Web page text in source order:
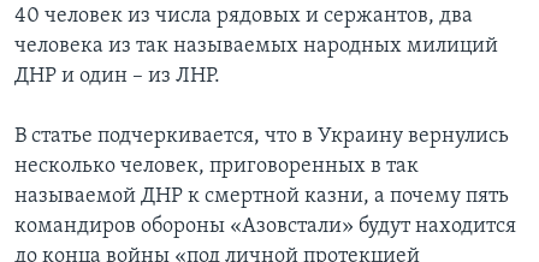
40 человек из числа рядовых и сержантов, два
человека из так называемых народных милиций
ДНР и один – из ЛНР.
В статье подчеркивается, что в Украину вернулись
несколько человек, приговоренных в так
называемой ДНР к смертной казни, а почему пять
командиров обороны «Азовстали» будут находится
до конца войны «под личной протекцией